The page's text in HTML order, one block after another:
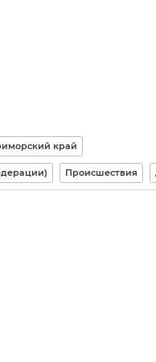
край
Происшествия